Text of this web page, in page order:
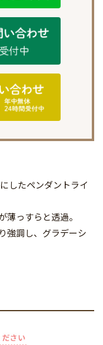
したペンダントライ
っすらと透過。
強調し、グラデーシ